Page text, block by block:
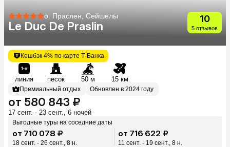
о. Праслен, Сейшелы
Le Duc De Praslin
10
5 отзывов
Кешбэк 4% по карте Т-Банка
линия песок 50 м 15 км
Премиальный отдых Обновлен в 2024 году
от 580 843 ₽
17 сент. - 23 сент., 6 ночей
Выгодные туры на соседние даты
от 710 078 ₽
18 сент. - 26 сент., 8 н.
от 716 622 ₽
11 сент. - 19 сент., 8 н.